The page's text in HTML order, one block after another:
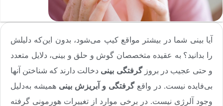
آیا بینی شما در بیشتر مواقع کیپ می‌شود، بدون این‌که دلیلش
را بدانید؟ به عقیده متخصصان گوش و حلق و بینی، دلایل متعدد
و حتی عجیب در بروزگرفتگی بینی دخالت دارند که شناختن‌ آنها
بی‌فایده نیست. در واقعگرفتگی و آبریزش بینی همیشه به‌دلیل
وجود آلرژی نیست. در برخی موارد از تغییرات هورمونی گرفته